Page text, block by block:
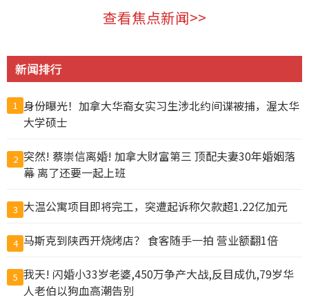
查看焦点新闻>>
新闻排行
1 身份曝光！加拿大华裔女实习生涉北约间谍被捕，渥太华
大学硕士
2 突然! 蔡崇信离婚! 加拿大财富第三 顶配夫妻30年婚姻落
幕 离了还要一起上班
3 大温公寓项目即将完工，突遭起诉称欠款超1.22亿加元
4 马斯克到陕西开烧烤店？ 食客随手一拍 营业额翻1倍
5 我天! 闪婚小33岁老婆,450万争产大战,反目成仇,79岁华
人老伯以狗血高潮告别